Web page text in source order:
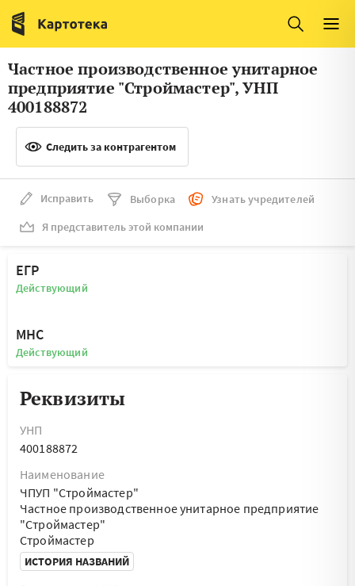
Италия
Люксембург
Литва
Латвия
Македония
Нидерланды
Словения
Франция
Финляндия
Частное производственное унитарное
предприятие "Строймастер", УНП
400188872
Следить за контрагентом
Исправить Выборка
Узнать учредителей
Я представитель этой компании
ЕГР
Действующий
МНС
Действующий
Реквизиты
УНП
400188872
Наименование
ЧПУП "Строймастер"
Частное производственное унитарное предприятие
"Строймастер"
Строймастер
ИСТОРИЯ НАЗВАНИЙ